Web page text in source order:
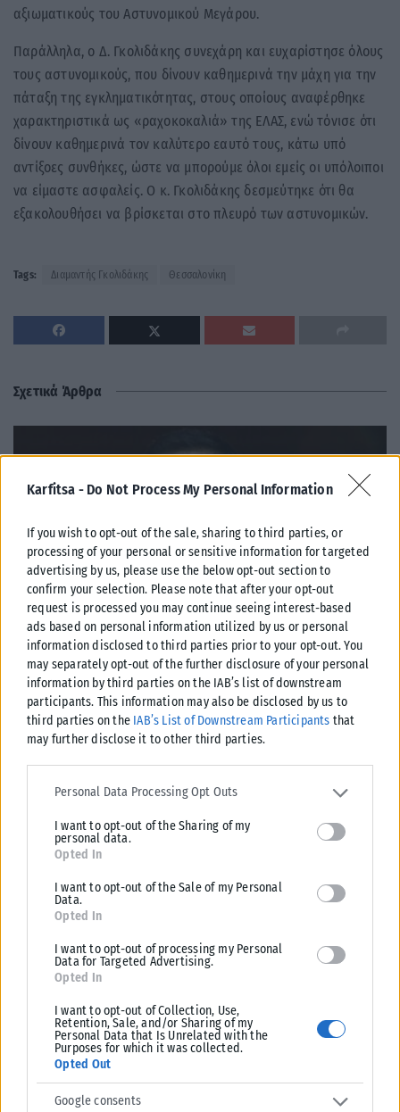
Karfitsa - Do Not Process My Personal Information
If you wish to opt-out of the sale, sharing to third parties, or
processing of your personal or sensitive information for targeted
advertising by us, please use the below opt-out section to
confirm your selection. Please note that after your opt-out
request is processed you may continue seeing interest-based
ads based on personal information utilized by us or personal
information disclosed to third parties prior to your opt-out. You
may separately opt-out of the further disclosure of your personal
information by third parties on the IAB’s list of downstream
participants. This information may also be disclosed by us to
third parties on the IAB’s List of Downstream Participants that
may further disclose it to other third parties.
Please note that this website/app uses one or more Google
services and may gather and store information including but not
deny consent to Google and its third-party tags to use your data
for below specified purposes in below Google consent section.
Personal Data Processing Opt Outs
I want to opt-out of the Sharing of my
personal data.
Opted In
I want to opt-out of the Sale of my Personal
Data.
Opted In
I want to opt-out of processing my Personal
Data for Targeted Advertising.
Opted In
I want to opt-out of Collection, Use,
Retention, Sale, and/or Sharing of my
Personal Data that Is Unrelated with the
Purposes for which it was collected.
Opted Out
Google consents
αξιωματικούς του Αστυνομικού Μεγάρου.
Παράλληλα, ο Δ. Γκολιδάκης συνεχάρη και ευχαρίστησε όλους
τους αστυνομικούς, που δίνουν καθημερινά την μάχη για την
πάταξη της εγκληματικότητας, στους οποίους αναφέρθηκε
χαρακτηριστικά ως «ραχοκοκαλιά» της ΕΛΑΣ, ενώ τόνισε ότι
δίνουν καθημερινά τον καλύτερο εαυτό τους, κάτω υπό
αντίξοες συνθήκες, ώστε να μπορούμε όλοι εμείς οι υπόλοιποι
να είμαστε ασφαλείς. Ο κ. Γκολιδάκης δεσμεύτηκε ότι θα
εξακολουθήσει να βρίσκεται στο πλευρό των αστυνομικών.
Tags: Διαμαντής Γκολιδάκης Θεσσαλονίκη
Σχετικά Άρθρα
ΠΟΛΙΤΙΚΉ
Στις 2 Σεπτεμβρίου η «πρεμιέρα» του οικονομικού
προγράμματος της ΕΛ.Α.Σ. στη Θεσσαλονίκη – Παρών ο
Τσίπρας
κόμματος, Αλέξης Τσίπρας, στις 2 Σεπτεμβρίου, σε εκδήλωση στη
ΑΝΑΡΤΉΘΗΚΕ ΑΠΌKARFITSANEWS